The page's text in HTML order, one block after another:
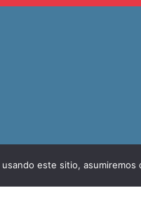
este sitio,